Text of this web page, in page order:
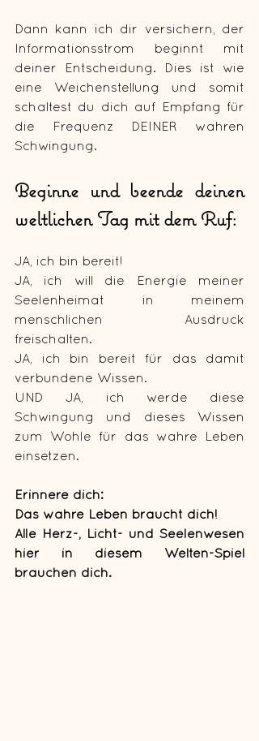
Dann kann ich dir versichern, der
Informationsstrom beginnt mit
deiner Entscheidung. Dies ist wie
eine Weichenstellung und somit
schaltest du dich auf Empfang für
die Frequenz DEINER wahren
Schwingung.
Beginne und beende deinen
weltlichen Tag mit dem Ruf:
JA, ich bin bereit!
JA, ich will die Energie meiner
Seelenheimat in meinem
menschlichen Ausdruck
freischalten.
JA, ich bin bereit für das damit
verbundene Wissen.
UND JA, ich werde diese
Schwingung und dieses Wissen
zum Wohle für das wahre Leben
einsetzen.
Erinnere dich:
Das wahre Leben braucht dich!
Alle Herz-, Licht- und Seelenwesen
hier in diesem Welten-Spiel
brauchen dich.